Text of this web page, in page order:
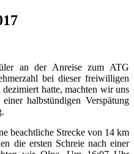
an der Anreise zum ATG
bei dieser freiwilligen
hatte, machten wir uns
halbstündigen Verspätung
beachtliche Strecke von 14 km
die ersten Schreie nach einer